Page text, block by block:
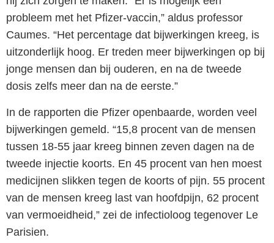
probleem met het Pfizer-vaccin,” aldus professor
Caumes. “Het percentage dat bijwerkingen kreeg, is
uitzonderlijk hoog. Er treden meer bijwerkingen op bij
jonge mensen dan bij ouderen, en na de tweede
dosis zelfs meer dan na de eerste.”
In de rapporten die Pfizer openbaarde, worden veel
bijwerkingen gemeld. “15,8 procent van de mensen
tussen 18-55 jaar kreeg binnen zeven dagen na de
tweede injectie koorts. En 45 procent van hen moest
medicijnen slikken tegen de koorts of pijn. 55 procent
van de mensen kreeg last van hoofdpijn, 62 procent
van vermoeidheid,” zei de infectioloog tegenover Le
Parisien.